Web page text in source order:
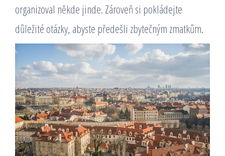
organizoval někde jinde. Zároveň si pokládejte
důležité otázky, abyste předešli zbytečným zmatkům.